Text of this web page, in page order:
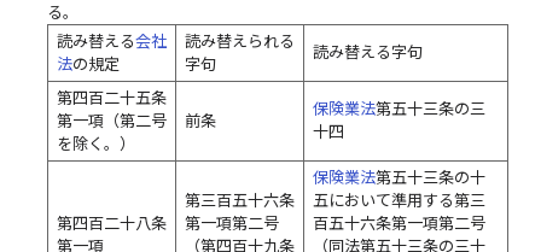
る。
読み替える会社
法の規定
読み替えられる
字句
読み替える字句
第四百二十五条
第一項（第二号
を除く。）
前条
保険業法第五十三条の三
十四
第四百二十八条
第一項
第三百五十六条
第一項第二号
（第四百十九条
保険業法第五十三条の十
五において準用する第三
百五十六条第一項第二号
（同法第五十三条の三十